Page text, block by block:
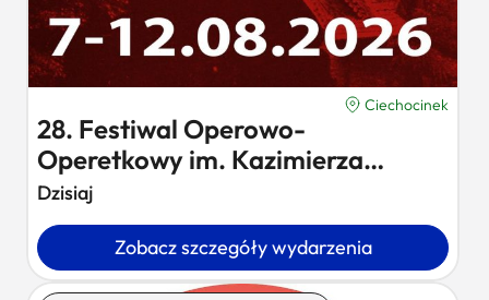
Ciechocinek
28. Festiwal Operowo-
Operetkowy im. Kazimierza
Kowalskiego –…
Dzisiaj
Zobacz szczegóły wydarzenia